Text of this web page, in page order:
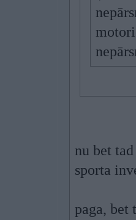
nu bet
sporta
paga, bet